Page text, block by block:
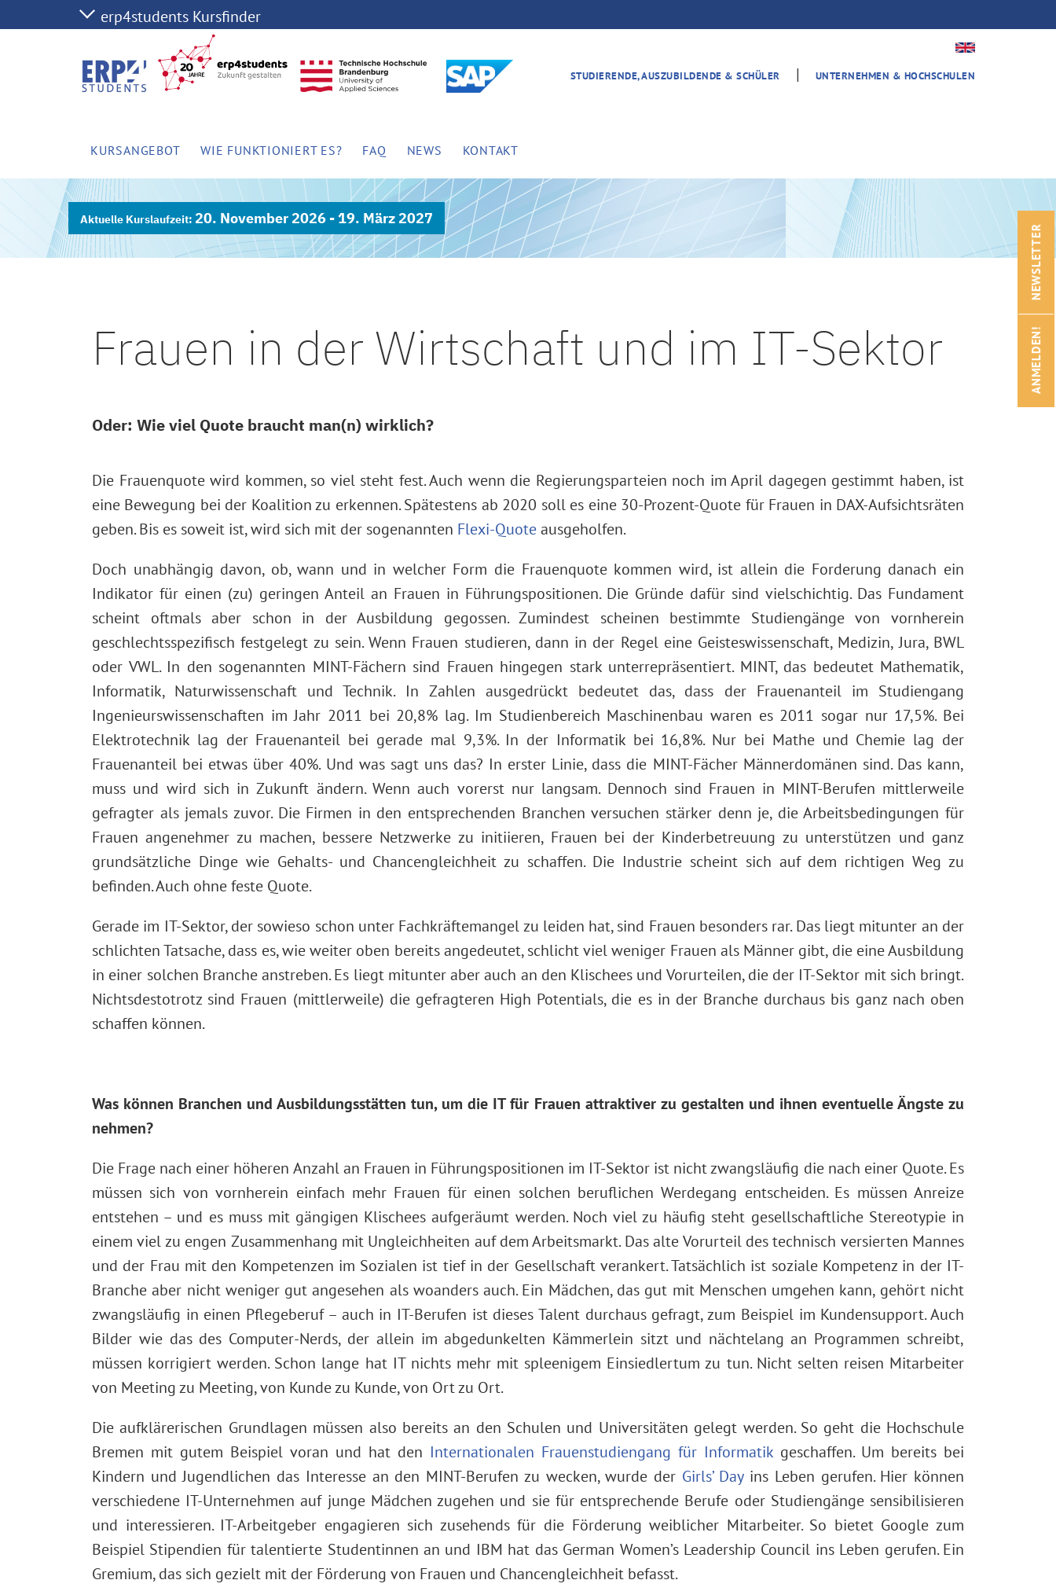
STUDIERENDE, AUSZUBILDENDE & SCHÜLER | UNTERNEHMEN & HOCHSCHULEN
KURSANGEBOT WIE FUNKTIONIERT ES? FAQ NEWS KONTAKT
20. November 2026 - 19. März 2027
Frauen in der Wirtschaft und im IT-Sektor
Oder: Wie viel Quote braucht man(n) wirklich?
Die Frauenquote wird kommen, so viel steht fest. Auch wenn die Regierungsparteien noch im April dagegen gestimmt haben, ist
eine Bewegung bei der Koalition zu erkennen. Spätestens ab 2020 soll es eine 30-Prozent-Quote für Frauen in DAX-Aufsichtsräten
geben. Bis es soweit ist, wird sich mit der sogenannten Flexi-Quoteausgeholfen.
Doch unabhängig davon, ob, wann und in welcher Form die Frauenquote kommen wird, ist allein die Forderung danach ein
Indikator für einen (zu) geringen Anteil an Frauen in Führungspositionen. Die Gründe dafür sind vielschichtig. Das Fundament
scheint oftmals aber schon in der Ausbildung gegossen. Zumindest scheinen bestimmte Studiengänge von vornherein
geschlechtsspezifisch festgelegt zu sein. Wenn Frauen studieren, dann in der Regel eine Geisteswissenschaft, Medizin, Jura, BWL
oder VWL. In den sogenannten MINT-Fächern sind Frauen hingegen stark unterrepräsentiert. MINT, das bedeutet Mathematik,
Informatik, Naturwissenschaft und Technik. In Zahlen ausgedrückt bedeutet das, dass der Frauenanteil im Studiengang
Ingenieurswissenschaften im Jahr 2011 bei 20,8% lag. Im Studienbereich Maschinenbau waren es 2011 sogar nur 17,5%. Bei
Elektrotechnik lag der Frauenanteil bei gerade mal 9,3%. In der Informatik bei 16,8%. Nur bei Mathe und Chemie lag der
Frauenanteil bei etwas über 40%. Und was sagt uns das? In erster Linie, dass die MINT-Fächer Männerdomänen sind. Das kann,
muss und wird sich in Zukunft ändern. Wenn auch vorerst nur langsam. Dennoch sind Frauen in MINT-Berufen mittlerweile
gefragter als jemals zuvor. Die Firmen in den entsprechenden Branchen versuchen stärker denn je, die Arbeitsbedingungen für
Frauen angenehmer zu machen, bessere Netzwerke zu initiieren, Frauen bei der Kinderbetreuung zu unterstützen und ganz
grundsätzliche Dinge wie Gehalts- und Chancengleichheit zu schaffen. Die Industrie scheint sich auf dem richtigen Weg zu
befinden. Auch ohne feste Quote.
Gerade im IT-Sektor, der sowieso schon unter Fachkräftemangel zu leiden hat, sind Frauen besonders rar. Das liegt mitunter an der
schlichten Tatsache, dass es, wie weiter oben bereits angedeutet, schlicht viel weniger Frauen als Männer gibt, die eine Ausbildung
in einer solchen Branche anstreben. Es liegt mitunter aber auch an den Klischees und Vorurteilen, die der IT-Sektor mit sich bringt.
Nichtsdestotrotz sind Frauen (mittlerweile) die gefragteren High Potentials, die es in der Branche durchaus bis ganz nach oben
schaffen können.
Was können Branchen und Ausbildungsstätten tun, um die IT für Frauen attraktiver zu gestalten und ihnen eventuelle Ängste zu
nehmen?
Die Frage nach einer höheren Anzahl an Frauen in Führungspositionen im IT-Sektor ist nicht zwangsläufig die nach einer Quote. Es
müssen sich von vornherein einfach mehr Frauen für einen solchen beruflichen Werdegang entscheiden. Es müssen Anreize
entstehen – und es muss mit gängigen Klischees aufgeräumt werden. Noch viel zu häufig steht gesellschaftliche Stereotypie in
einem viel zu engen Zusammenhang mit Ungleichheiten auf dem Arbeitsmarkt. Das alte Vorurteil des technisch versierten Mannes
und der Frau mit den Kompetenzen im Sozialen ist tief in der Gesellschaft verankert. Tatsächlich ist soziale Kompetenz in der IT-
Branche aber nicht weniger gut angesehen als woanders auch. Ein Mädchen, das gut mit Menschen umgehen kann, gehört nicht
zwangsläufig in einen Pflegeberuf – auch in IT-Berufen ist dieses Talent durchaus gefragt, zum Beispiel im Kundensupport. Auch
Bilder wie das des Computer-Nerds, der allein im abgedunkelten Kämmerlein sitzt und nächtelang an Programmen schreibt,
müssen korrigiert werden. Schon lange hat IT nichts mehr mit spleenigem Einsiedlertum zu tun. Nicht selten reisen Mitarbeiter
von Meeting zu Meeting, von Kunde zu Kunde, von Ort zu Ort.
Die aufklärerischen Grundlagen müssen also bereits an den Schulen und Universitäten gelegt werden. So geht die Hochschule
Bremen mit gutem Beispiel voran und hat den Internationalen Frauenstudiengang für Informatik geschaffen. Um bereits bei
Kindern und Jugendlichen das Interesse an den MINT-Berufen zu wecken, wurde der Girls’ Dayins Leben gerufen. Hier können
verschiedene IT-Unternehmen auf junge Mädchen zugehen und sie für entsprechende Berufe oder Studiengänge sensibilisieren
und interessieren. IT-Arbeitgeber engagieren sich zusehends für die Förderung weiblicher Mitarbeiter. So bietet Google zum
Beispiel Stipendien für talentierte Studentinnen an und IBM hat das German Women’s Leadership Council ins Leben gerufen. Ein
Gremium, das sich gezielt mit der Förderung von Frauen und Chancengleichheit befasst.
ANMELDEN!
NEWSLETTER